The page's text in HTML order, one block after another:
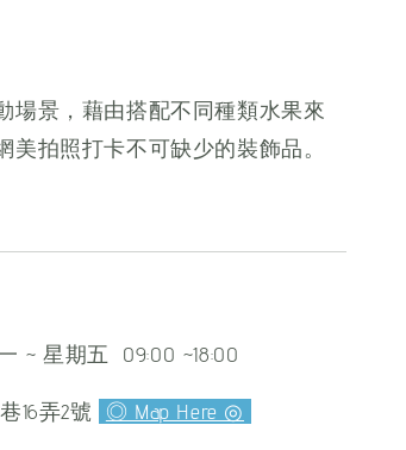
場景，藉由搭配不同種類水果來
拍照打卡不可缺少的裝飾品。
~ 星期五 09:00 ~18:00
16弄2號 ◎ Map Here ◎